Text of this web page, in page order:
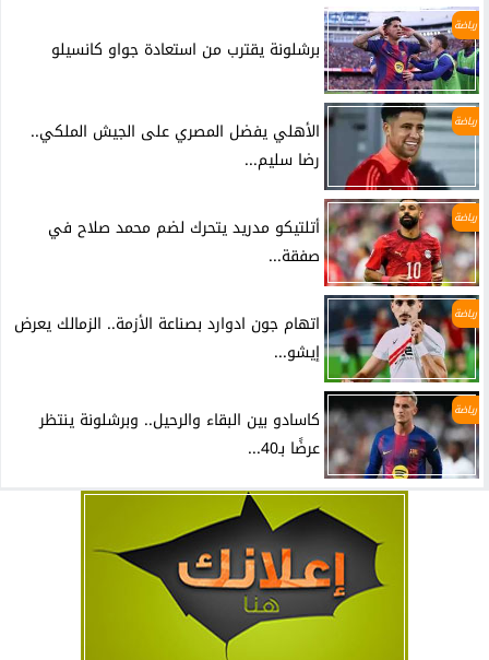
رياضة
برشلونة يقترب من استعادة جواو كانسيلو
رياضة
الأهلي يفضل المصري على الجيش الملكي..
رضا سليم...
رياضة
أتلتيكو مدريد يتحرك لضم محمد صلاح في
صفقة...
رياضة
اتهام جون ادوارد بصناعة الأزمة.. الزمالك يعرض
إيشو...
رياضة
كاسادو بين البقاء والرحيل.. وبرشلونة ينتظر
عرضًا بـ40...